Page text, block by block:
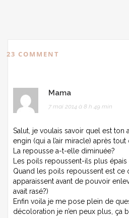
23 COMMENT
Mama
7 mai 2014 à 8 h 49 min
Salut, je voulais savoir quel est ton
engin (qui a l’air miracle) après tout
La repousse a-t-elle diminuée?
Les poils repoussent-ils plus
Quand les poils repoussent est ce
apparaissent avant de pouvoir
avait rasé?)
Enfin voila je me pose plein de
décoloration je n’en peux plus, ça